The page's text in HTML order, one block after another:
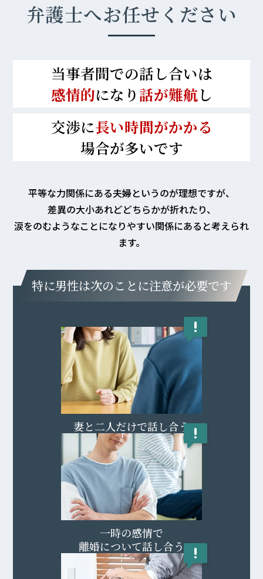
弁護士へお任せください
当事者間での話し合いは
感情的になり話が難航し
交渉に長い時間がかかる
場合が多いです
平等な力関係にある夫婦というのが理想ですが、
差異の大小あれどどちらかが折れたり、
涙をのむようなことになりやすい関係にあると考えられ
ます。
特に男性は次のことに注意が必要です
妻と二人だけで話し合う
一時の感情で
離婚について話し合う